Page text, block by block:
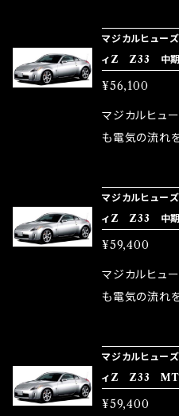
rz）の2店舗の
い致します。
メ！ レーシン
ターとなり吟
体感出来て面
リットが無い。
はこちらのマ
rz）の2店舗の
い致します。
マジカルヒュー
ィZ Z33 中
¥56,100
マジカルヒュ
も電気の流れ
メ！ レーシン
ターとなり吟
体感出来て面
リットが無い。
はこちらのマ
rz）の2店舗の
い致します。
マジカルヒュー
ィZ Z33 中
¥59,400
マジカルヒュ
も電気の流れ
メ！ レーシン
ターとなり吟
体感出来て面
マジカルヒュー
ィZ Z33 MT
¥59,400